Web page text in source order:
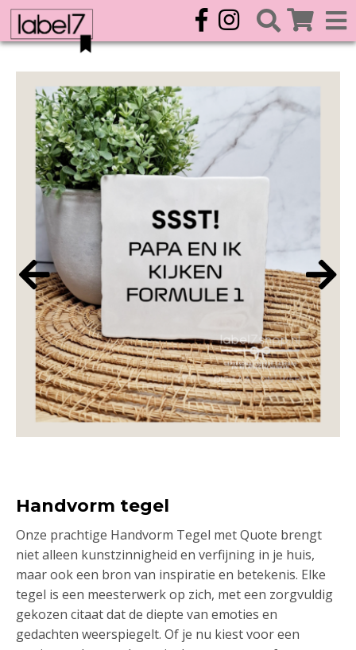
Handvorm tegel
Onze prachtige Handvorm Tegel met Quote brengt
niet alleen kunstzinnigheid en verfijning in je huis,
maar ook een bron van inspiratie en betekenis. Elke
tegel is een meesterwerk op zich, met een zorgvuldig
gekozen citaat dat de diepte van emoties en
gedachten weerspiegelt. Of je nu kiest voor een